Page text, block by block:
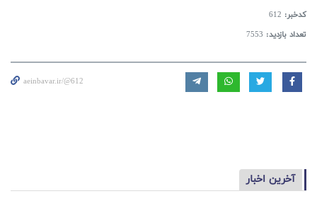
کدخبر: 612
تعداد بازدید: 7553
aeinbavar.ir/@612
آخرین اخبار